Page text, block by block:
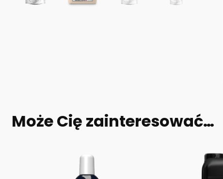
Może Cię zainteresować…